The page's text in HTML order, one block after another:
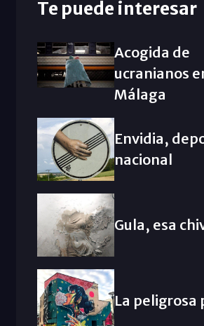
Te puede interesar
Acogida de
ucranianos
Málaga
Envidia,
nacional
Gula, esa
La peligrosa